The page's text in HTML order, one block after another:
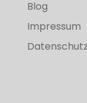
Blog
Impressum
Datenschutz